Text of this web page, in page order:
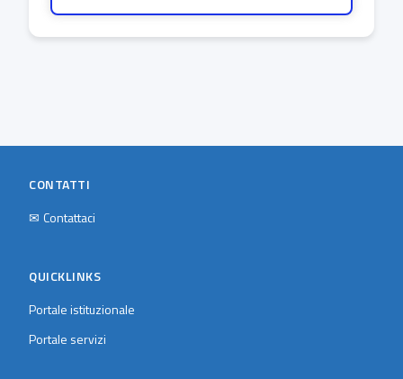
CONTATTI
✉ Contattaci
QUICKLINKS
Portale istituzionale
Portale servizi